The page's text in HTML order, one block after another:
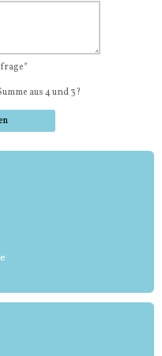
*
aus 4 und 3?